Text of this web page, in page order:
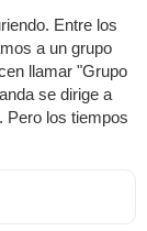
Entre los
a un grupo
llamar "Grupo
se dirige a
Pero los tiempos